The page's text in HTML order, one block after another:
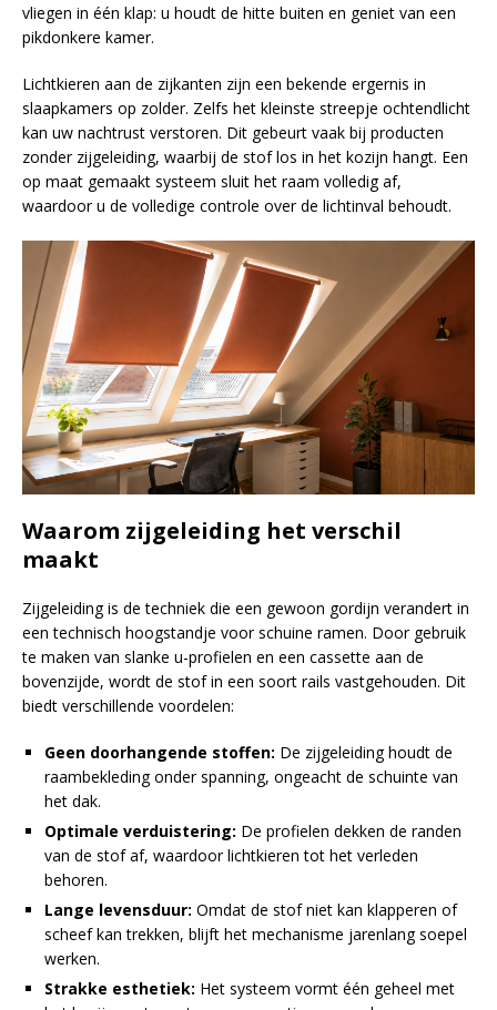
vliegen in één klap: u houdt de hitte buiten en geniet van een
pikdonkere kamer.
Lichtkieren aan de zijkanten zijn een bekende ergernis in
slaapkamers op zolder. Zelfs het kleinste streepje ochtendlicht
kan uw nachtrust verstoren. Dit gebeurt vaak bij producten
zonder zijgeleiding, waarbij de stof los in het kozijn hangt. Een
op maat gemaakt systeem sluit het raam volledig af,
waardoor u de volledige controle over de lichtinval behoudt.
Waarom zijgeleiding het verschil
maakt
Zijgeleiding is de techniek die een gewoon gordijn verandert in
een technisch hoogstandje voor schuine ramen. Door gebruik
te maken van slanke u-profielen en een cassette aan de
bovenzijde, wordt de stof in een soort rails vastgehouden. Dit
biedt verschillende voordelen:
Geen doorhangende stoffen: De zijgeleiding houdt de
raambekleding onder spanning, ongeacht de schuinte van
het dak.
Optimale verduistering: De profielen dekken de randen
van de stof af, waardoor lichtkieren tot het verleden
behoren.
Lange levensduur: Omdat de stof niet kan klapperen of
scheef kan trekken, blijft het mechanisme jarenlang soepel
werken.
Strakke esthetiek: Het systeem vormt één geheel met